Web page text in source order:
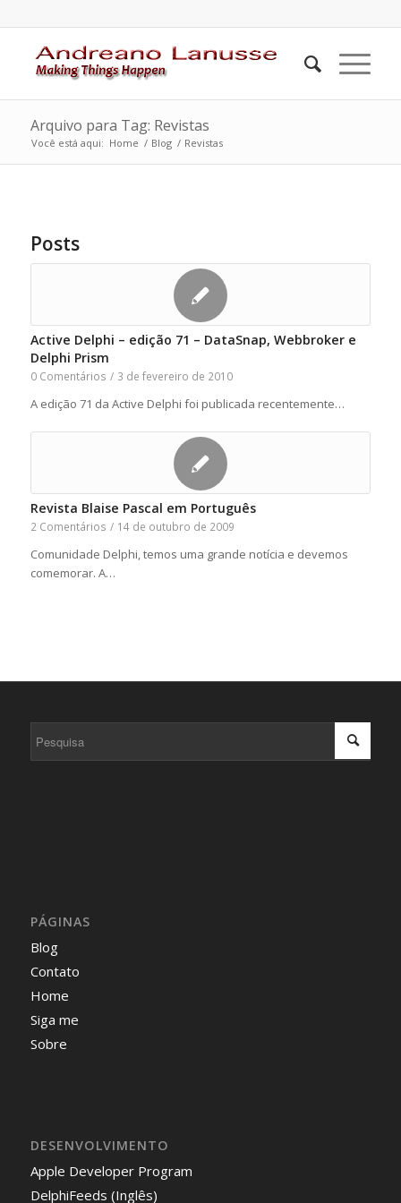
Arquivo para Tag: Revistas
Você está aqui: Home / Blog / Revistas
Posts
Active Delphi – edição 71 – DataSnap, Webbroker e
Delphi Prism
0 Comentários / 3 de fevereiro de 2010
A edição 71 da Active Delphi foi publicada recentemente…
Revista Blaise Pascal em Português
2 Comentários / 14 de outubro de 2009
Comunidade Delphi, temos uma grande notícia e devemos
comemorar. A…
PÁGINAS
Blog
Contato
Home
Siga me
Sobre
DESENVOLVIMENTO
Apple Developer Program
DelphiFeeds (Inglês)